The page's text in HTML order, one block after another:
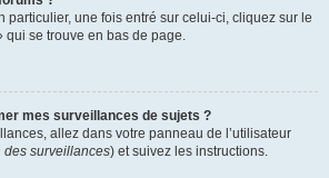
particulier, une fois entré sur celui-ci, cliquez sur le
qui se trouve en bas de page.
mes surveillances de sujets ?
allez dans votre panneau de l’utilisateur
des surveillances) et suivez les instructions.